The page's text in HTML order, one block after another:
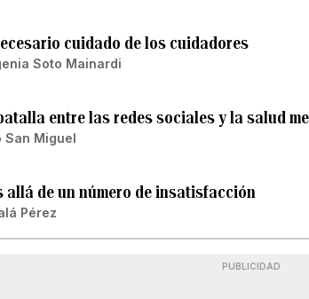
cuidado de los cuidadores
Soto Mainardi
entre las redes sociales y la salud
San Miguel
allá de un número de insatisfacción
Pérez
PUBLICIDAD